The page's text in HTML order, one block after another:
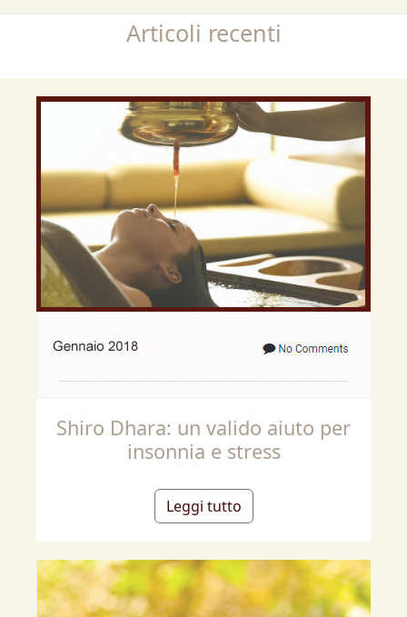
Articoli recenti
Shiro Dhara: un valido aiuto per
insonnia e stress
Leggi tutto